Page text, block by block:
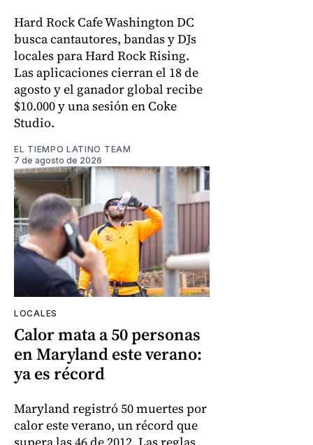
Hard Rock Cafe Washington DC
busca cantautores, bandas y DJs
locales para Hard Rock Rising.
Las aplicaciones cierran el 18 de
agosto y el ganador global recibe
$10.000 y una sesión en Coke
Studio.
EL TIEMPO LATINO TEAM
7 de agosto de 2026
LOCALES
Calor mata a 50 personas
en Maryland este verano:
ya es récord
Maryland registró 50 muertes por
calor este verano, un récord que